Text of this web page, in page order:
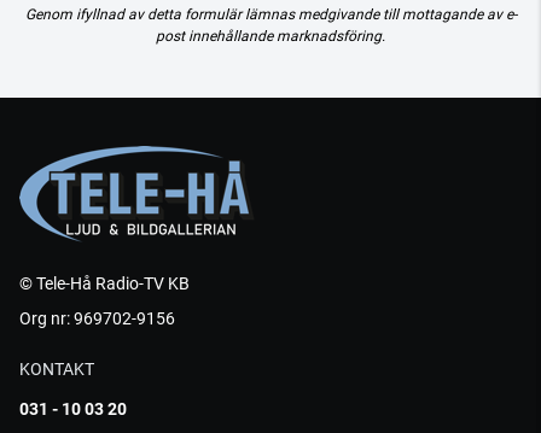
Genom ifyllnad av detta formulär lämnas medgivande till mottagande av e-
post innehållande marknadsföring.
© Tele-Hå Radio-TV KB
Org nr: 969702-9156
KONTAKT
031 - 10 03 20